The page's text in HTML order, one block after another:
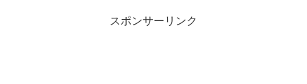
スポンサーリンク